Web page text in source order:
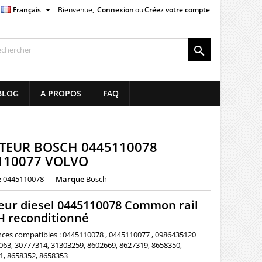
Bienvenue, ConnexionouCréez votre compte
Français 

A PROPOS FAQ
BOSCH 0445110078
VOLVO
0445110078 Marque Bosch
diesel 0445110078 Common rail
reconditionné
compatibles : 0445110078 , 0445110077 , 0986435120
30777314, 31303259, 8602669, 8627319, 8658350,
8658352, 8658353
×
list
×
×